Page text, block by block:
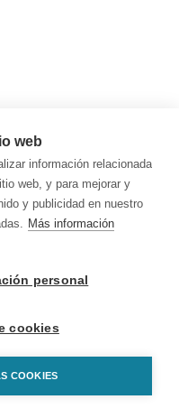
web
información relacionada
web, y para mejorar y
y publicidad en nuestro
Más información
personal
cookies
COOKIES